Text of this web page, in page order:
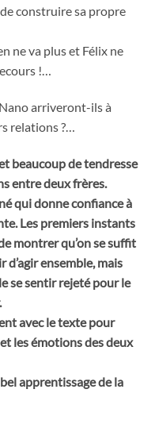
construire sa propre
ne va plus et Félix ne
!…
arriveront-ils à
relations ?…
beaucoup de tendresse
entre deux frères.
qui donne confiance à
Les premiers instants
montrer qu’on se suffit
d’agir ensemble, mais
se sentir rejeté pour le
avec le texte pour
les émotions des deux
apprentissage de la